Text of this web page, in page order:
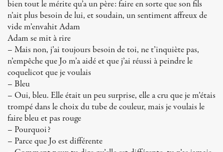
bien tout le mérite qu’a un père: faire en sorte que son fils
n’ait plus besoin de lui, et soudain, un sentiment affreux de
vide m’envahit Adam
Adam se mit à rire
– Mais non, j’ai toujours besoin de toi, ne t’inquiète pas,
n’empêche que Jo m’a aidé et que j’ai réussi à peindre le
coquelicot que je voulais
– Bleu
– Oui, bleu. Elle était un peu surprise, elle a cru que je m’étais
trompé dans le choix du tube de couleur, mais je voulais le
faire bleu et pas rouge
– Pourquoi?
– Parce que Jo est différente